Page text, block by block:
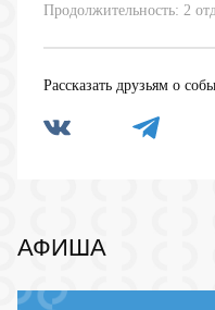
Продолжительность: 2
Рассказать друзьям о
АФИША